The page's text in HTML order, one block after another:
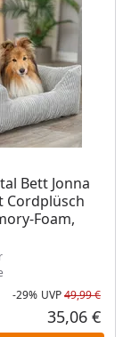
Bett Jonna
Cordplüsch
Foam,
Lager
-29% UVP49,99 €
35,06 €